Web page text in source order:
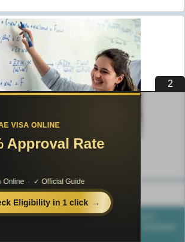
публикаций
Познайка.Орг - 2016-2026 год. Материал
1